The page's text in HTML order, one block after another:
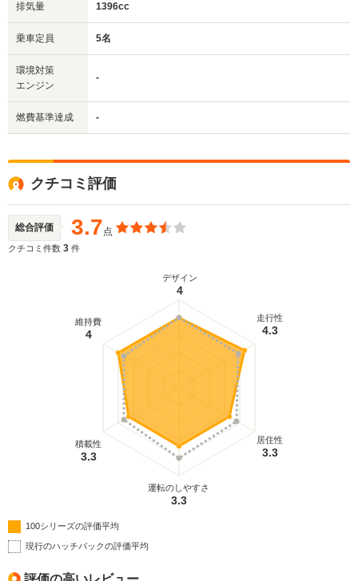
排気量 1396cc
乗車定員 5名
環境対策
エンジン
-
燃費基準達成 -
クチコミ評価
総合評価 3.7点
クチコミ件数 3 件
デザイン
4
走行性
4.3
居住性
3.3
運転のしやすさ
3.3
積載性
3.3
維持費
4
100シリーズの評価平均
現行のハッチバックの評価平均